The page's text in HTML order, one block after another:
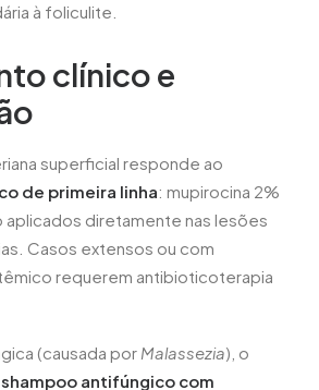
à foliculite.
clínico e
superficial responde ao
de primeira linha: mupirocina 2%
aplicados diretamente nas lesões
Casos extensos ou com
requerem antibioticoterapia
(causada por Malassezia), o
shampoo antifúngico com